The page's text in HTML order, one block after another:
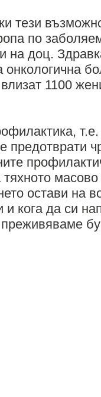
тези
по
на доц.
1100
предотврати
тяхното
остави на
кога да си